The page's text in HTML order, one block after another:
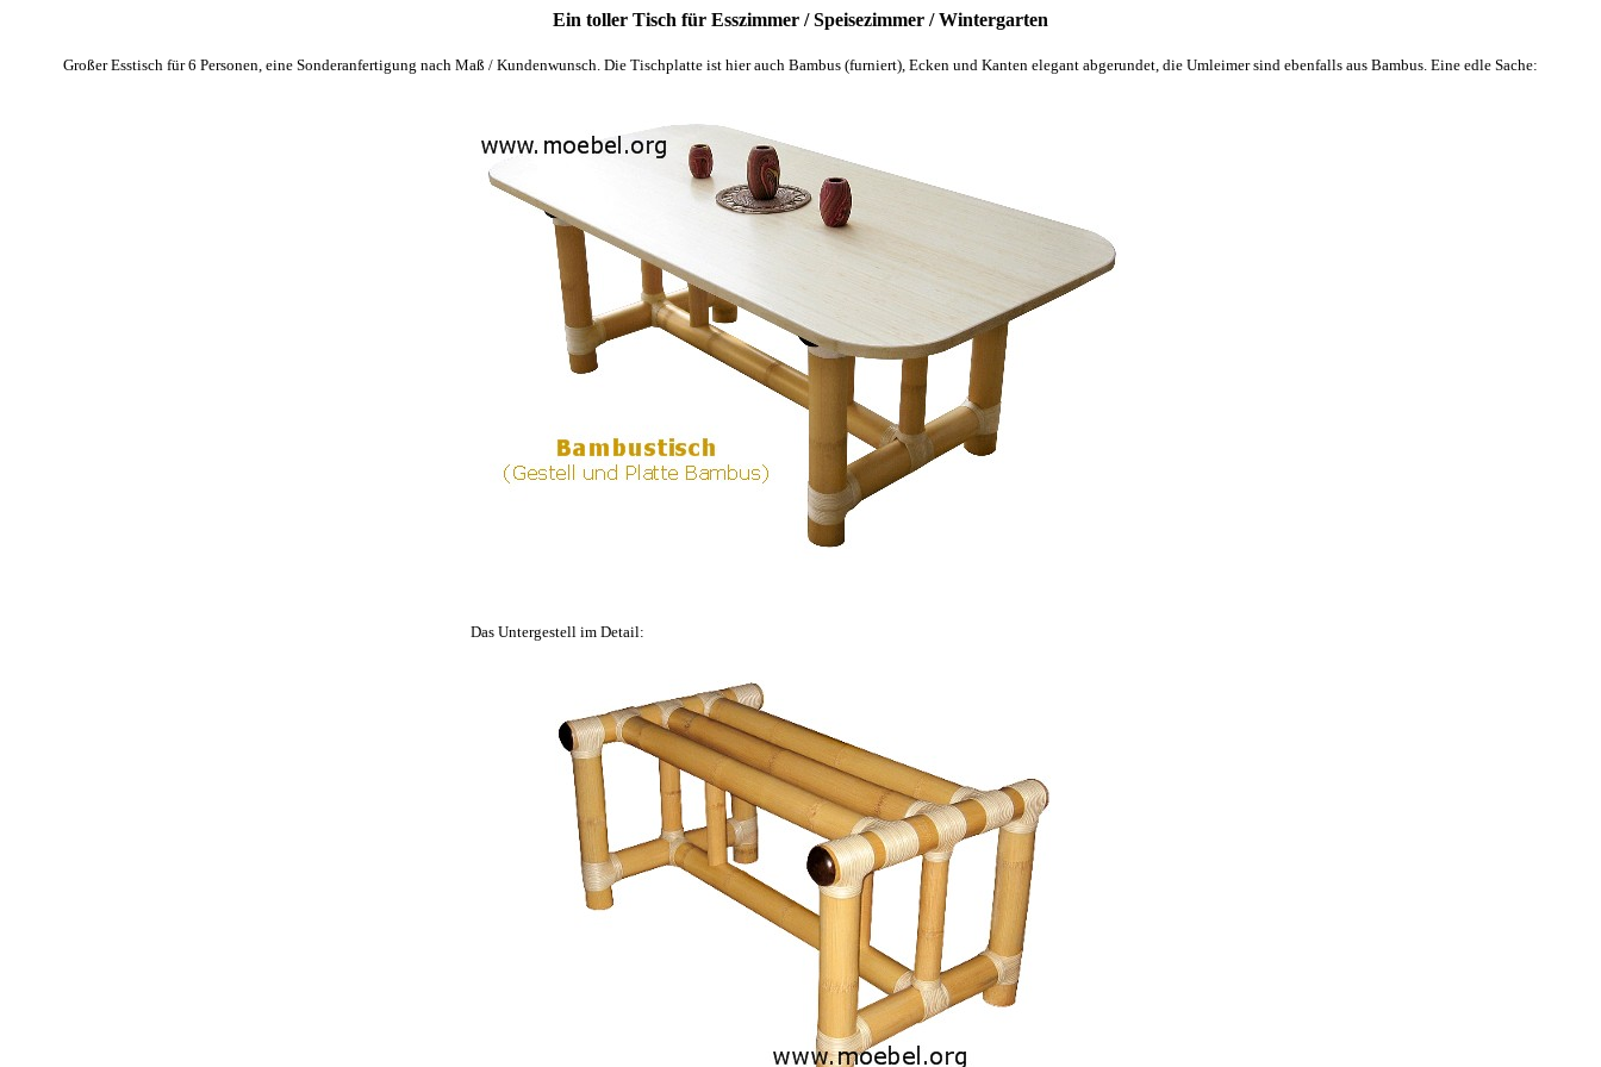
Ein toller Tisch für Esszimmer / Speisezimmer / Wintergarten
Großer Esstisch für 6 Personen, eine Sonderanfertigung nach Maß / Kundenwunsch. Die Tischplatte ist hier auch Bambus (furniert), Ecken und Kanten elegant abgerundet, die Umleimer sind ebenfalls aus Bambus. Eine edle Sache:
Das Untergestell im Detail: